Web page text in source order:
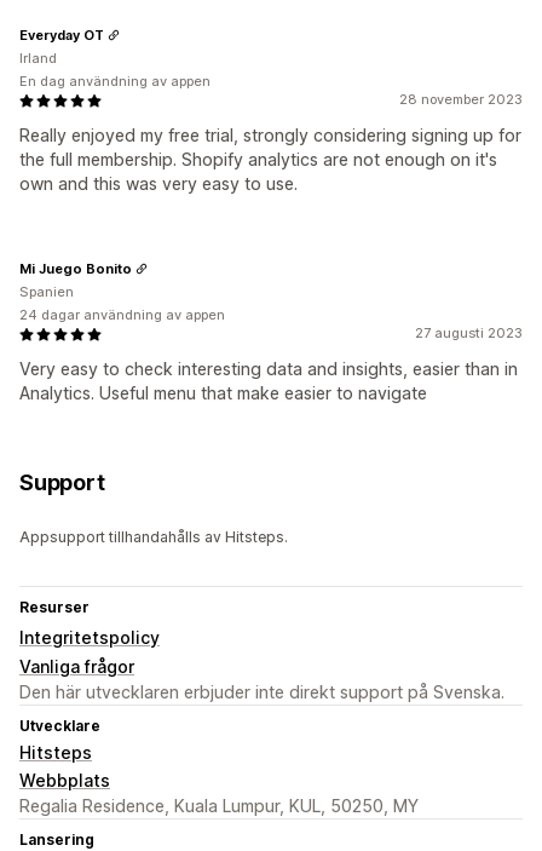
28 november 2023
Really enjoyed my free trial, strongly considering signing up for
the full membership. Shopify analytics are not enough on it's
own and this was very easy to use.
Everyday OT
Irland
En dag användning av appen
27 augusti 2023
Very easy to check interesting data and insights, easier than in
Analytics. Useful menu that make easier to navigate
Mi Juego Bonito
Spanien
24 dagar användning av appen
Support
Appsupport tillhandahålls av Hitsteps.
Resurser
Integritetspolicy
Vanliga frågor
Den här utvecklaren erbjuder inte direkt support på Svenska.
Utvecklare
Hitsteps
Webbplats
Regalia Residence, Kuala Lumpur, KUL, 50250, MY
Lansering